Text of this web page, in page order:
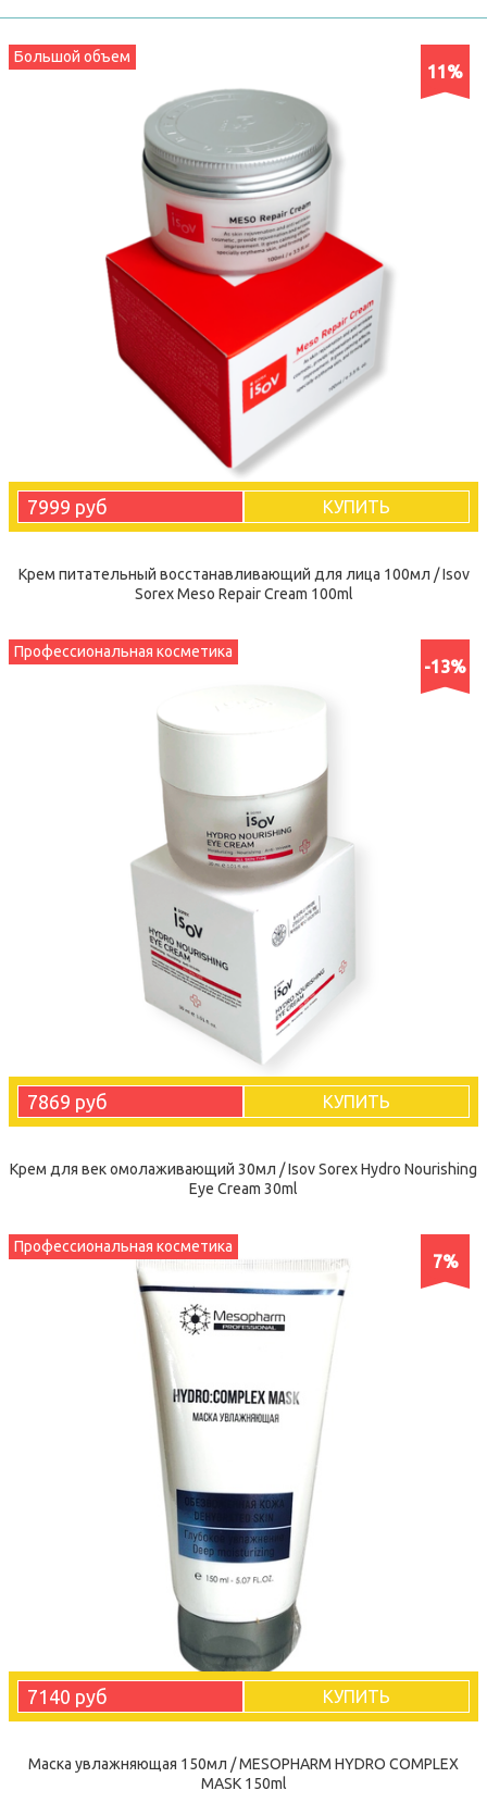
11%
Большой объем
7999 руб КУПИТЬ
Крем питательный восстанавливающий для лица 100мл / Isov
Sorex Meso Repair Cream 100ml
-13%
Профессиональная косметика
7869 руб КУПИТЬ
Крем для век омолаживающий 30мл / Isov Sorex Hydro Nourishing
Eye Cream 30ml
7%
Профессиональная косметика
7140 руб КУПИТЬ
Маска увлажняющая 150мл / MESOPHARM HYDRO COMPLEX
MASK 150ml